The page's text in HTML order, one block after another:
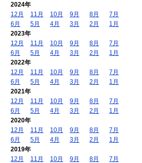
2024年
12月
11月 10月 9月 8月
7月
6月
5月 4月 3月 2月
1月
2023年
12月
11月 10月 9月 8月
7月
6月
5月 4月 3月 2月
1月
2022年
12月
11月 10月 9月 8月
7月
6月
5月 4月 3月 2月
1月
2021年
12月
11月 10月 9月 8月
7月
6月
5月 4月 3月 2月
1月
2020年
12月
11月 10月 9月 8月
7月
6月
5月 4月 3月 2月
1月
2019年
12月
11月 10月 9月 8月
7月